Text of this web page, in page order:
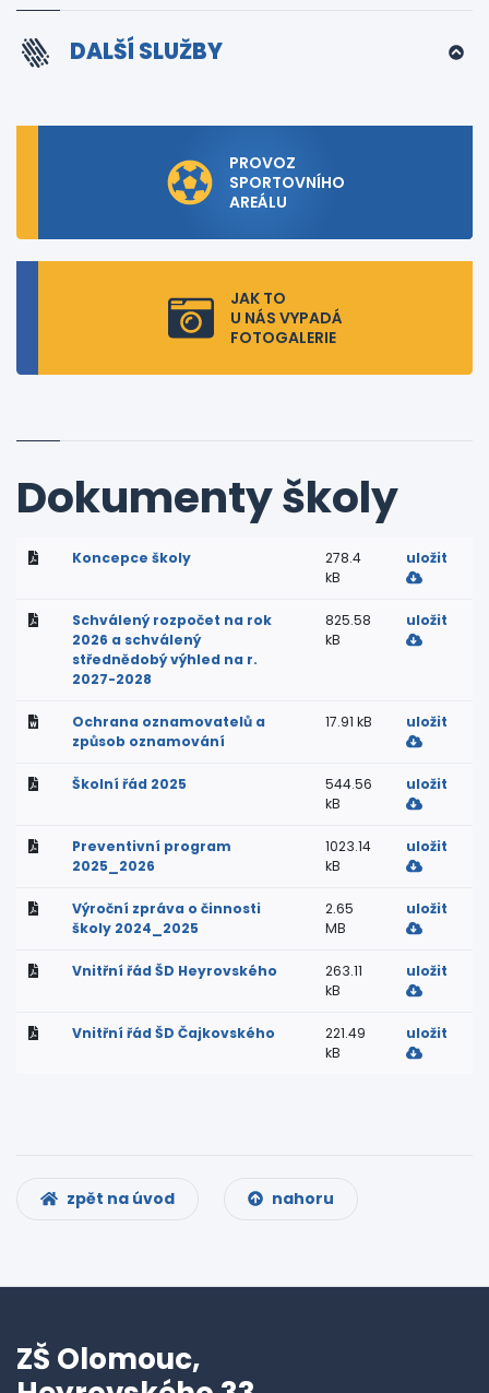
DALŠÍ SLUŽBY
PROVOZ
SPORTOVNÍHO
AREÁLU
JAK TO
U NÁS VYPADÁ
FOTOGALERIE
Dokumenty školy
Koncepce školy
278.4
kB
uložit
Schválený rozpočet na rok
2026 a schválený
střednědobý výhled na r.
2027-2028
825.58
kB
uložit
Ochrana oznamovatelů a
způsob oznamování
17.91 kB uložit
Školní řád 2025
544.56
kB
uložit
Preventivní program
2025_2026
1023.14
kB
uložit
Výroční zpráva o činnosti
školy 2024_2025
2.65
MB
uložit
Vnitřní řád ŠD Heyrovského
263.11
kB
uložit
Vnitřní řád ŠD Čajkovského
221.49
kB
uložit
zpět na úvod nahoru
ZŠ Olomouc,